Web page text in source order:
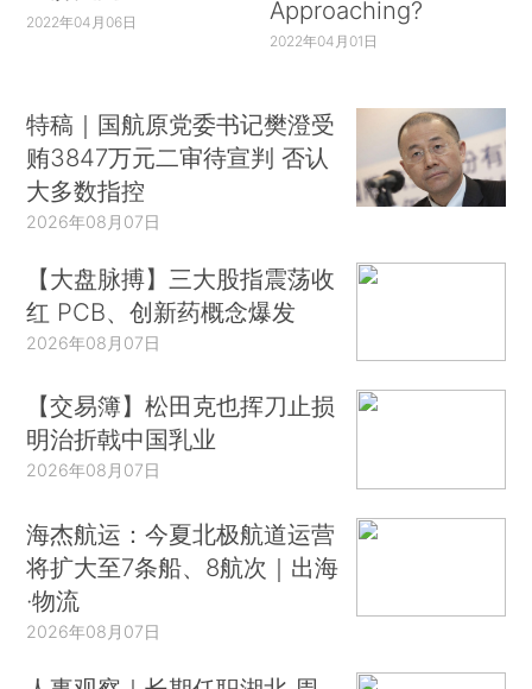
2022年04月06日
Approaching?
2022年04月01日
特稿｜国航原党委书记樊澄受
贿3847万元二审待宣判 否认
大多数指控
2026年08月07日
【大盘脉搏】三大股指震荡收
红 PCB、创新药概念爆发
2026年08月07日
【交易簿】松田克也挥刀止损
明治折戟中国乳业
2026年08月07日
海杰航运：今夏北极航道运营
将扩大至7条船、8航次｜出海
·物流
2026年08月07日